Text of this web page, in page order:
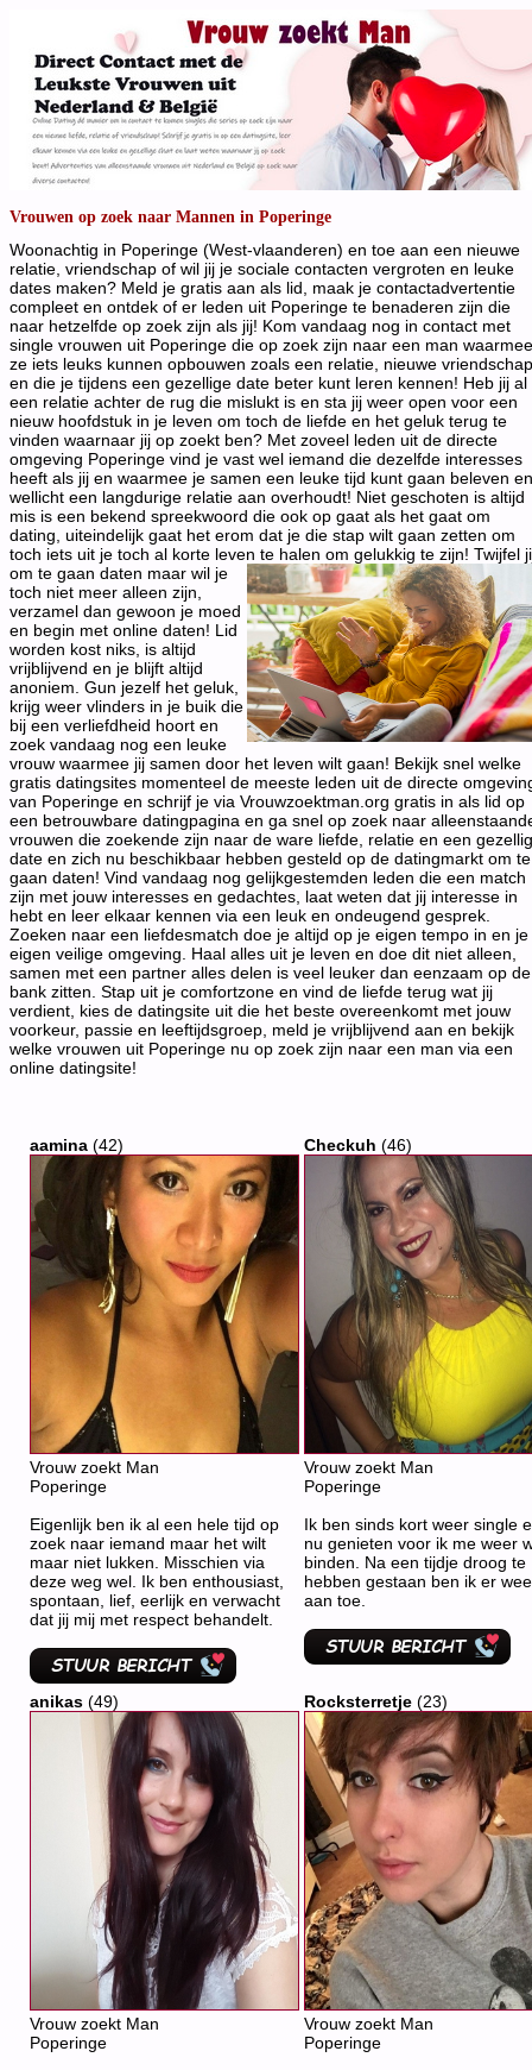
Vrouwen op zoek naar Mannen in Poperinge
Woonachtig in Poperinge (West-vlaanderen) en toe aan een nieuwe
relatie, vriendschap of wil jij je sociale contacten vergroten en leuke
dates maken? Meld je gratis aan als lid, maak je contactadvertentie
compleet en ontdek of er leden uit Poperinge te benaderen zijn die
naar hetzelfde op zoek zijn als jij! Kom vandaag nog in contact met
single vrouwen uit Poperinge die op zoek zijn naar een man waarmee
ze iets leuks kunnen opbouwen zoals een relatie, nieuwe vriendschap
en die je tijdens een gezellige date beter kunt leren kennen! Heb jij al
een relatie achter de rug die mislukt is en sta jij weer open voor een
nieuw hoofdstuk in je leven om toch de liefde en het geluk terug te
vinden waarnaar jij op zoekt ben? Met zoveel leden uit de directe
omgeving Poperinge vind je vast wel iemand die dezelfde interesses
heeft als jij en waarmee je samen een leuke tijd kunt gaan beleven en
wellicht een langdurige relatie aan overhoudt! Niet geschoten is altijd
mis is een bekend spreekwoord die ook op gaat als het gaat om
dating, uiteindelijk gaat het erom dat je die stap wilt gaan zetten om
toch iets uit je toch al korte leven te halen om gelukkig te zijn! Twijfel
om te gaan daten maar wil je
toch niet meer alleen zijn,
verzamel dan gewoon je moed
en begin met online daten! Lid
worden kost niks, is altijd
vrijblijvend en je blijft altijd
anoniem. Gun jezelf het geluk,
krijg weer vlinders in je buik die
bij een verliefdheid hoort en
zoek vandaag nog een leuke
vrouw waarmee jij samen door het leven wilt gaan! Bekijk snel welke
gratis datingsites momenteel de meeste leden uit de directe
van Poperinge en schrijf je via Vrouwzoektman.org gratis in als lid op
een betrouwbare datingpagina en ga snel op zoek naar
vrouwen die zoekende zijn naar de ware liefde, relatie en een
date en zich nu beschikbaar hebben gesteld op de datingmarkt om te
gaan daten! Vind vandaag nog gelijkgestemden leden die een match
zijn met jouw interesses en gedachtes, laat weten dat jij interesse in
hebt en leer elkaar kennen via een leuk en ondeugend gesprek.
Zoeken naar een liefdesmatch doe je altijd op je eigen tempo in en je
eigen veilige omgeving. Haal alles uit je leven en doe dit niet alleen,
samen met een partner alles delen is veel leuker dan eenzaam op de
bank zitten. Stap uit je comfortzone en vind de liefde terug wat jij
verdient, kies de datingsite uit die het beste overeenkomt met jouw
voorkeur, passie en leeftijdsgroep, meld je vrijblijvend aan en bekijk
welke vrouwen uit Poperinge nu op zoek zijn naar een man via een
online datingsite!
aamina (42)
Vrouw zoekt Man
Poperinge
Eigenlijk ben ik al een hele tijd op
zoek naar iemand maar het wilt
maar niet lukken. Misschien via
deze weg wel. Ik ben enthousiast,
spontaan, lief, eerlijk en verwacht
dat jij mij met respect behandelt.
Checkuh (46)
Vrouw zoekt Man
Poperinge
Ik ben sinds kort weer single
nu genieten voor ik me weer
binden. Na een tijdje droog te
hebben gestaan ben ik er
aan toe.
anikas (49)
Vrouw zoekt Man
Poperinge
Rocksterretje (23)
Vrouw zoekt Man
Poperinge